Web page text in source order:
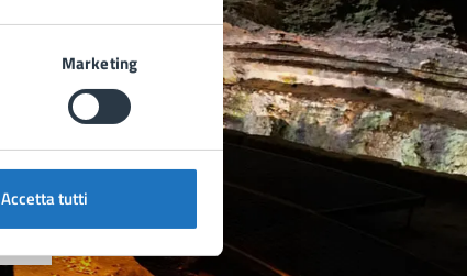
Marketing
Accetta tutti